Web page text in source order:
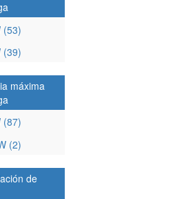
(53)
(39)
máxima
(87)
(2)
de